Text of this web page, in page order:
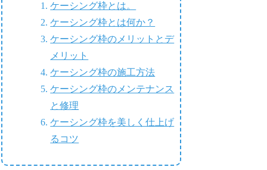
ケーシング枠とは。
ケーシング枠とは何か？
ケーシング枠のメリットとデ
メリット
ケーシング枠の施工方法
ケーシング枠のメンテナンス
と修理
ケーシング枠を美しく仕上げ
るコツ